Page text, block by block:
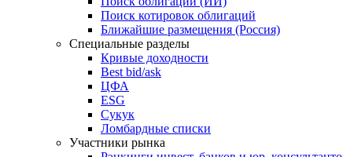
Облигации
Поиски
Поиск облигаций & Карты рынка
Поиск облигаций (ИИ)
Поиск котировок облигаций
Ближайшие размещения (Россия)
Специальные разделы
Кривые доходности
Best bid/ask
ЦФА
ESG